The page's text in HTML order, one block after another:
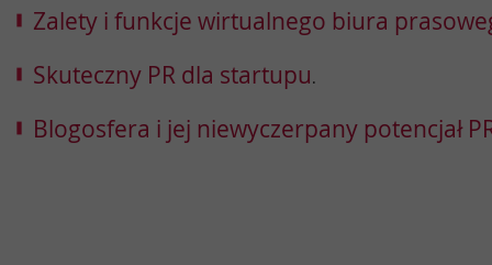
Zalety i funkcje wirtualnego biura
Skuteczny PR dla startupu.
Blogosfera i jej niewyczerpany potencjał